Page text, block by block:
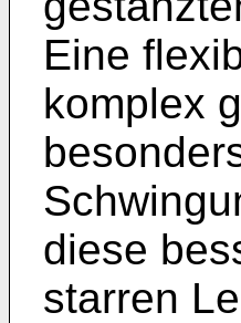
Eine
komplex
diese
starren